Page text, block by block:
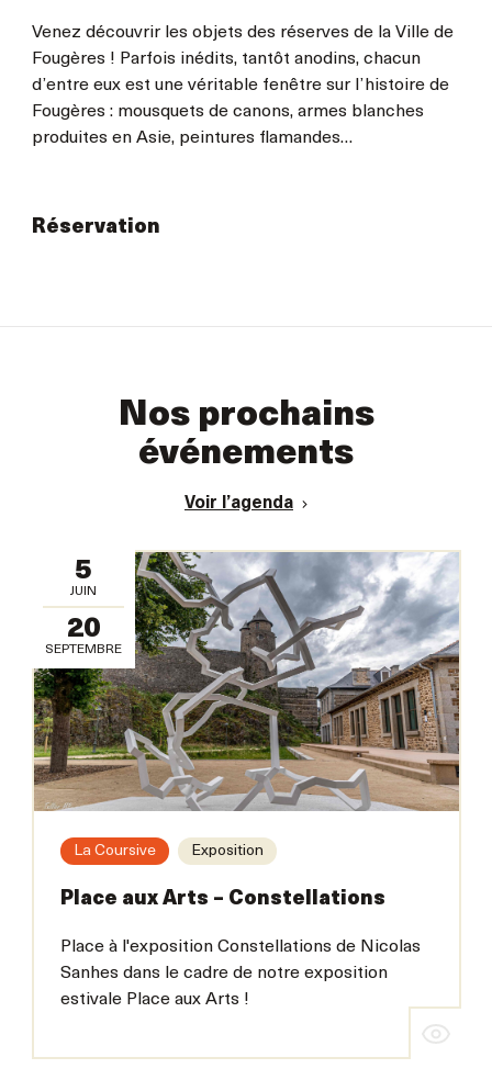
Venez découvrir les objets des réserves de la Ville de
Fougères ! Parfois inédits, tantôt anodins, chacun
d’entre eux est une véritable fenêtre sur l’histoire de
Fougères : mousquets de canons, armes blanches
produites en Asie, peintures flamandes…
Réservation
Nos prochains
événements
Voir l’agenda
5
JUIN
20
SEPTEMBRE
La Coursive Exposition
Place aux Arts – Constellations
Place à l'exposition Constellations de Nicolas
Sanhes dans le cadre de notre exposition
estivale Place aux Arts !